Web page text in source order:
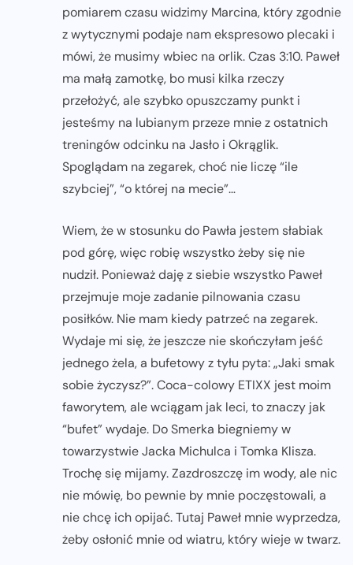
pomiarem czasu widzimy Marcina, który zgodnie
z wytycznymi podaje nam ekspresowo plecaki i
mówi, że musimy wbiec na orlik. Czas 3:10. Paweł
ma małą zamotkę, bo musi kilka rzeczy
przełożyć, ale szybko opuszczamy punkt i
jesteśmy na lubianym przeze mnie z ostatnich
treningów odcinku na Jasło i Okrąglik.
Spoglądam na zegarek, choć nie liczę “ile
szybciej”, “o której na mecie”…
Wiem, że w stosunku do Pawła jestem słabiak
pod górę, więc robię wszystko żeby się nie
nudził. Ponieważ daję z siebie wszystko Paweł
przejmuje moje zadanie pilnowania czasu
posiłków. Nie mam kiedy patrzeć na zegarek.
Wydaje mi się, że jeszcze nie skończyłam jeść
jednego żela, a bufetowy z tyłu pyta: „Jaki smak
sobie życzysz?”. Coca-colowy ETIXX jest moim
faworytem, ale wciągam jak leci, to znaczy jak
“bufet” wydaje. Do Smerka biegniemy w
towarzystwie Jacka Michulca i Tomka Klisza.
Trochę się mijamy. Zazdroszczę im wody, ale nic
nie mówię, bo pewnie by mnie poczęstowali, a
nie chcę ich opijać. Tutaj Paweł mnie wyprzedza,
żeby osłonić mnie od wiatru, który wieje w twarz.